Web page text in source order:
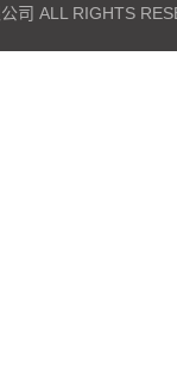
司 ALL RIGHTS